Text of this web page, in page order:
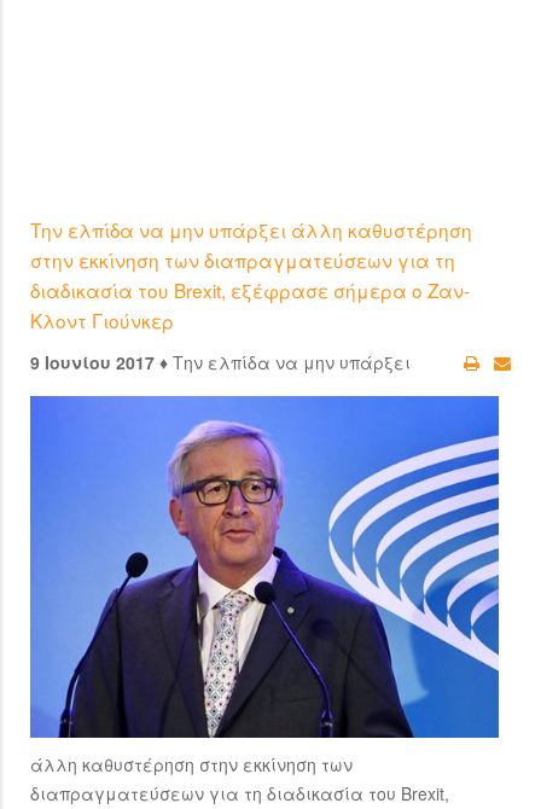
Την ελπίδα να μην υπάρξει άλλη καθυστέρηση
στην εκκίνηση των διαπραγματεύσεων για τη
διαδικασία του Brexit, εξέφρασε σήμερα ο Ζαν-
Κλοντ Γιούνκερ
9 Ιουνίου 2017 ♦ Την ελπίδα να μην υπάρξει
άλλη καθυστέρηση στην εκκίνηση των
διαπραγματεύσεων για τη διαδικασία του Brexit,